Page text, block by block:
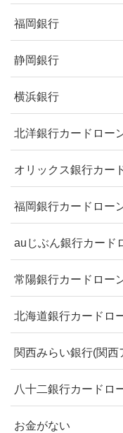
福岡銀行
静岡銀行
横浜銀行
北洋銀行カードロー
オリックス銀行カー
福岡銀行カードロー
auじぶん銀行カード
常陽銀行カードロー
北海道銀行カードロ
関西みらい銀行(関
八十二銀行カードロ
お金がない